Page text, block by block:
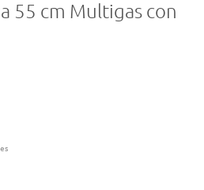
55 cm Multigas con